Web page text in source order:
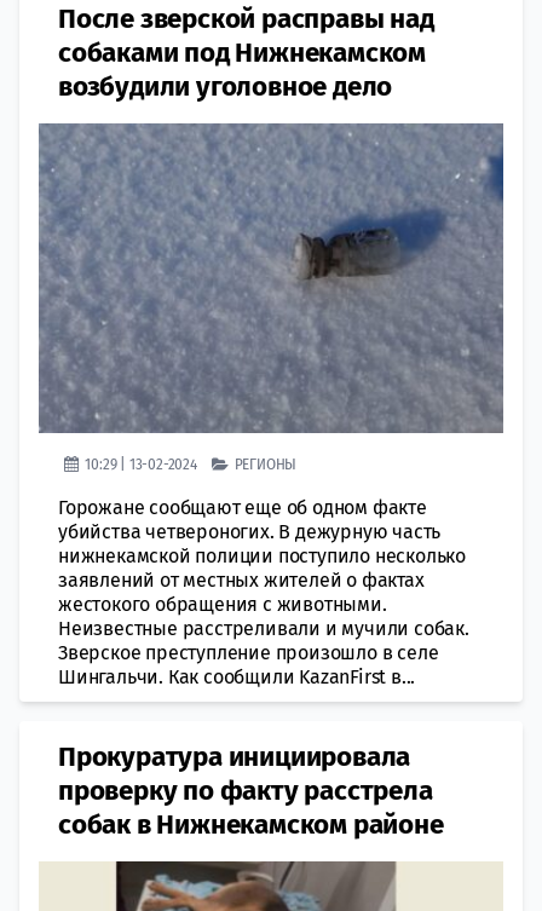
После зверской расправы над
собаками под Нижнекамском
возбудили уголовное дело
10:29 | 13-02-2024 РЕГИОНЫ
Горожане сообщают еще об одном факте
убийства четвероногих. В дежурную часть
нижнекамской полиции поступило несколько
заявлений от местных жителей о фактах
жестокого обращения с животными.
Неизвестные расстреливали и мучили собак.
Зверское преступление произошло в селе
Шингальчи. Как сообщили KazanFirst в...
Прокуратура инициировала
проверку по факту расстрела
собак в Нижнекамском районе